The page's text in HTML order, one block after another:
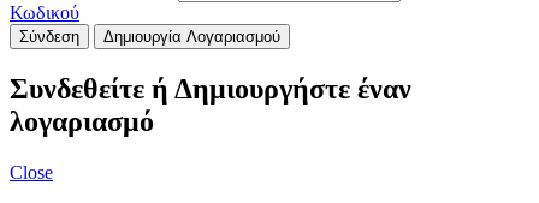
Κωδικού
Σύνδεση Δημιουργία Λογαριασμού
Συνδεθείτε ή Δημιουργήστε έναν
λογαριασμό
Close